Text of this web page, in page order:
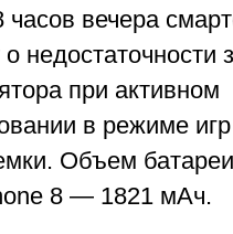
часов вечера
недостаточности
при активном
в режиме
Объем
8 — 1821 мАч.